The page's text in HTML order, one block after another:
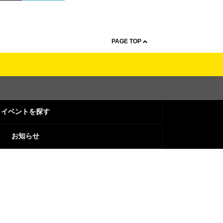
PAGE TOP
イベントを探す
お知らせ